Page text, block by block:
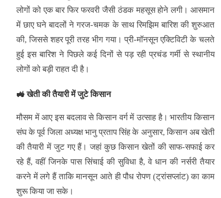
लोगों को एक बार फिर फरवरी जैसी ठंडक महसूस होने लगी। आसमान
में छाए घने बादलों ने गरज-चमक के साथ रिमझिम बारिश की शुरुआत
की, जिससे शहर पूरी तरह भीग गया। प्री-मॉनसून एक्टिविटी के चलते
हुई इस बारिश ने पिछले कई दिनों से पड़ रही प्रचंड गर्मी से स्थानीय
लोगों को बड़ी राहत दी है।
🚜 खेती की तैयारी में जुटे किसान
मौसम में आए इस बदलाव से किसान वर्ग में उत्साह है। भारतीय किसान
संघ के पूर्व जिला अध्यक्ष भानु प्रताप सिंह के अनुसार, किसान अब खेती
की तैयारी में जुट गए हैं। जहां कुछ किसान खेतों की साफ-सफाई कर
रहे हैं, वहीं जिनके पास सिंचाई की सुविधा है, वे धान की नर्सरी तैयार
करने में लगे हैं ताकि मानसून आते ही पौध रोपण (ट्रांसप्लांट) का काम
शुरू किया जा सके।